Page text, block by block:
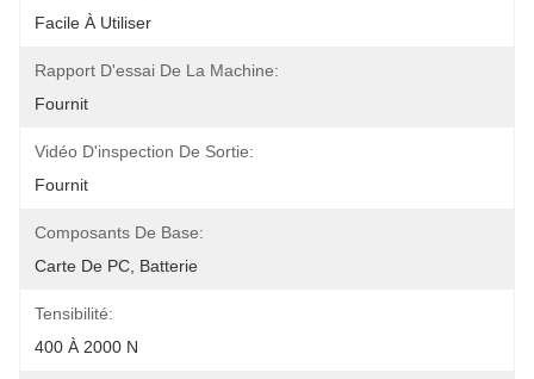
Facile À Utiliser
Rapport D'essai De La Machine:
Fournit
Vidéo D'inspection De Sortie:
Fournit
Composants De Base:
Carte De PC, Batterie
Tensibilité:
400 À 2000 N